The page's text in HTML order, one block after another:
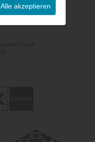
Alle akzeptieren